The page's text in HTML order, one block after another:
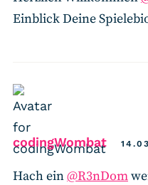
Einblick Deine
codingWombatsays:
Hach ein@R3nDom